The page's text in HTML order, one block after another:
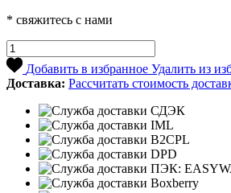
* свяжитесь с нами
Добавить в избранное Удалить из
Доставка: Рассчитать стоимость